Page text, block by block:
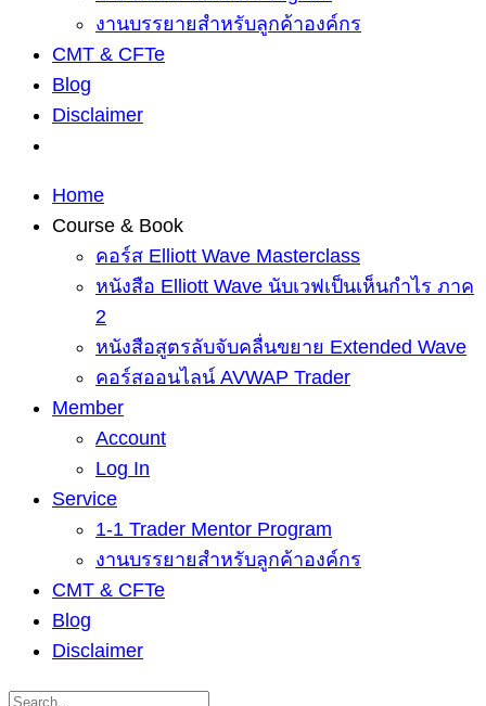
งานบรรยายสำหรับลูกค้าองค์กร
CMT & CFTe
Blog
Disclaimer
Home
Course & Book
คอร์ส Elliott Wave Masterclass
หนังสือ Elliott Wave นับเวฟเป็นเห็นกำไร ภาค
2
หนังสือสูตรลับจับคลื่นขยาย Extended Wave
คอร์สออนไลน์ AVWAP Trader
Member
Account
Log In
Service
1-1 Trader Mentor Program
งานบรรยายสำหรับลูกค้าองค์กร
CMT & CFTe
Blog
Disclaimer
Search